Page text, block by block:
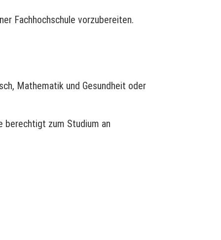
Fachhochschule vorzubereiten.
Mathematik und Gesundheit oder
berechtigt zum Studium an